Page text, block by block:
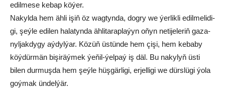
edil­me­se ke­bap kö­ýer.
Na­kyl­da hem äh­li işiň öz wag­tyn­da, dog­ry we ýer­lik­li edil­me­li­di­
gi, şeý­le edi­len ha­la­tyn­da äh­li­ta­rap­la­ýyn oňyn ne­ti­je­le­riň ga­za­
nyl­jak­dy­gy aý­dyl­ýar. Kö­züň üs­tün­de hem çi­şi, hem ke­ba­by
köý­dür­män bi­şi­räý­mek ýe­ňil-ýel­paý iş däl. Bu na­kyl­yň üsti
bilen dur­muş­da hem şeý­le hüş­gär­li­gi, er­jel­li­gi we dürs­lü­gi ýo­la
goý­mak ün­del­ýär.